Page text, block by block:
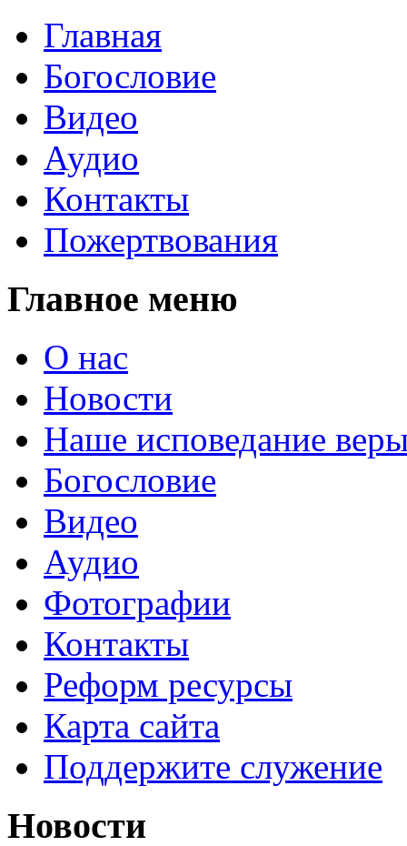
Главная
Богословие
Видео
Аудио
Контакты
Пожертвования
Главное меню
О нас
Новости
Наше исповедание
Богословие
Видео
Аудио
Фотографии
Контакты
Реформ ресурсы
Карта сайта
Поддержите служение
Новости